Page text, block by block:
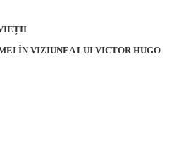
ÎN VIZIUNEA LUI VICTOR HUGO